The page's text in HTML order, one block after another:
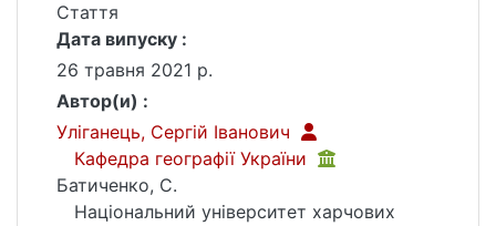
Стаття
Дата випуску :
26 травня 2021 р.
Автор(и) :
Уліганець, Сергій Іванович
Кафедра географії України
Батиченко, С.
Національний університет харчових